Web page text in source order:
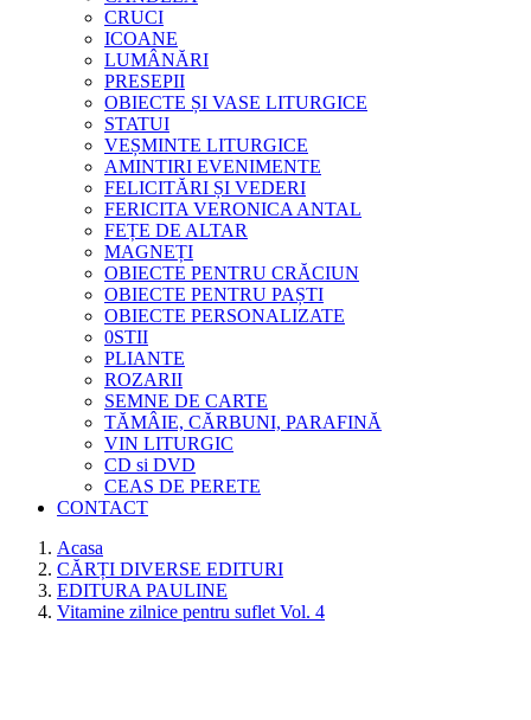
CRUCI
ICOANE
LUMÂNĂRI
PRESEPII
OBIECTE ȘI VASE LITURGICE
STATUI
VEȘMINTE LITURGICE
AMINTIRI EVENIMENTE
FELICITĂRI ȘI VEDERI
FERICITA VERONICA ANTAL
FEȚE DE ALTAR
MAGNEȚI
OBIECTE PENTRU CRĂCIUN
OBIECTE PENTRU PAȘTI
OBIECTE PERSONALIZATE
0STII
PLIANTE
ROZARII
SEMNE DE CARTE
TĂMÂIE, CĂRBUNI, PARAFINĂ
VIN LITURGIC
CD si DVD
CEAS DE PERETE
CONTACT
Acasa
CĂRȚI DIVERSE EDITURI
EDITURA PAULINE
Vitamine zilnice pentru suflet Vol. 4